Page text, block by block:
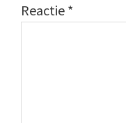
Reactie *